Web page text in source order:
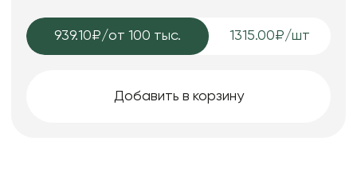
939.10₽/от 100 тыс. 1315.00₽/шт
Добавить в корзину